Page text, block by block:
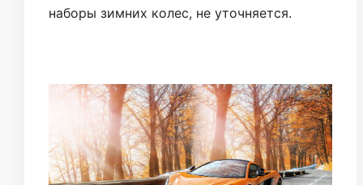
наборы зимних колес, не уточняется.